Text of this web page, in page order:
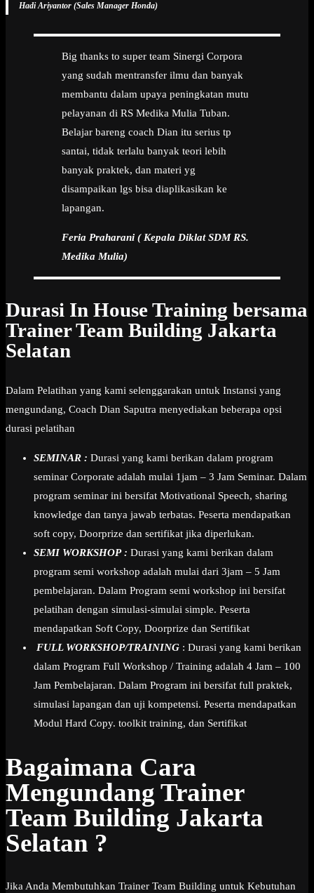
Hadi Ariyantor (Sales Manager Honda)
Big thanks to super team Sinergi Corpora
yang sudah mentransfer ilmu dan banyak
membantu dalam upaya peningkatan mutu
pelayanan di RS Medika Mulia Tuban.
Belajar bareng coach Dian itu serius tp
santai, tidak terlalu banyak teori lebih
banyak praktek, dan materi yg
disampaikan lgs bisa diaplikasikan ke
lapangan.
Feria Praharani ( Kepala Diklat SDM RS.
Medika Mulia)
Durasi In House Training bersama
Trainer Team Building Jakarta
Selatan
Dalam Pelatihan yang kami selenggarakan untuk Instansi yang
mengundang, Coach Dian Saputra menyediakan beberapa opsi
durasi pelatihan
SEMINAR : Durasi yang kami berikan dalam program
seminar Corporate adalah mulai 1jam – 3 Jam Seminar. Dalam
program seminar ini bersifat Motivational Speech, sharing
knowledge dan tanya jawab terbatas. Peserta mendapatkan
soft copy, Doorprize dan sertifikat jika diperlukan.
SEMI WORKSHOP : Durasi yang kami berikan dalam
program semi workshop adalah mulai dari 3jam – 5 Jam
pembelajaran. Dalam Program semi workshop ini bersifat
pelatihan dengan simulasi-simulai simple. Peserta
mendapatkan Soft Copy, Doorprize dan Sertifikat
FULL WORKSHOP/TRAINING : Durasi yang kami berikan
dalam Program Full Workshop / Training adalah 4 Jam – 100
Jam Pembelajaran. Dalam Program ini bersifat full praktek,
simulasi lapangan dan uji kompetensi. Peserta mendapatkan
Modul Hard Copy. toolkit training, dan Sertifikat
Bagaimana Cara
Mengundang Trainer
Team Building Jakarta
Selatan ?
Jika Anda Membutuhkan Trainer Team Building untuk Kebutuhan